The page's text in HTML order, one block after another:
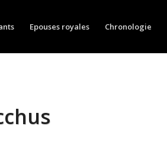
Epouses royales Chronologie